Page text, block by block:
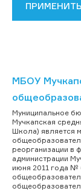
МБОУ
Муниципальное
Мучкапская
Школа) является
реорганизации в
администрации
июня 2011 года №